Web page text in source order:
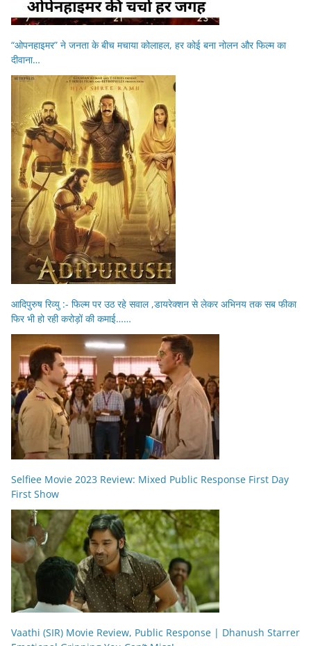
“ओपनहाइमर” ने जनता के बीच मचाया कोलाहल, हर कोई बना नोलन और फिल्म का
दीवाना…
आदिपुरुष रिव्यु :- फिल्म पर उठ रहे सवाल ,डायरेक्शन से लेकर अभिनय तक सब फीका
फिर भी हो रही करोड़ों की कमाई……
Selfiee Movie 2023 Review: Mixed Public Response First Day
First Show
Vaathi (SIR) Movie Review, Public Response | Dhanush Starrer